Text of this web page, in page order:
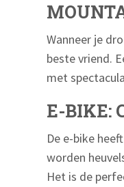
Wanneer je
beste vriend.
met
E-BIKE:
De e-bike
worden
Het is de